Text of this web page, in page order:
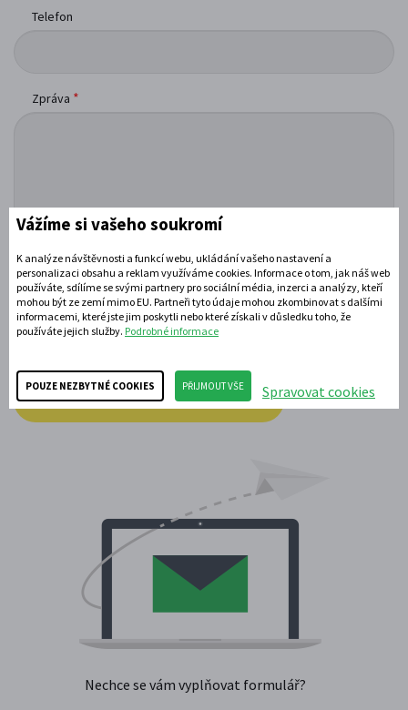
Telefon
Zpráva *
ODESLAT NEZÁVAZNOU POPTÁVKU
Nechce se vám vyplňovat formulář?
Vážíme si vašeho soukromí
K analýze návštěvnosti a funkcí webu, ukládání vašeho nastavení a
personalizaci obsahu a reklam využíváme cookies. Informace o tom, jak náš web
používáte, sdílíme se svými partnery pro sociální média, inzerci a analýzy, kteří
mohou být ze zemí mimo EU. Partneři tyto údaje mohou zkombinovat s dalšími
informacemi, které jste jim poskytli nebo které získali v důsledku toho, že
používáte jejich služby. Podrobné informace
POUZE NEZBYTNÉ COOKIES PŘIJMOUT VŠE Spravovat cookies